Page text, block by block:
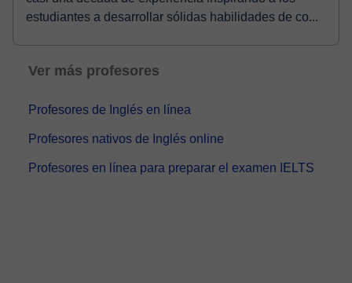
estudiantes a desarrollar sólidas habilidades de co...
Ver más profesores
Profesores de Inglés en línea
Profesores nativos de Inglés online
Profesores en línea para preparar el examen IELTS